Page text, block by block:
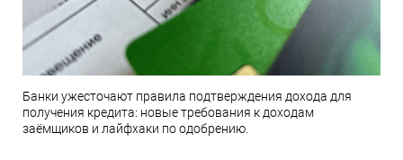
Банки ужесточают правила подтверждения дохода для
получения кредита: новые требования к доходам
заёмщиков и лайфхаки по одобрению.